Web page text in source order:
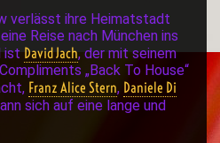
verlässt ihre Heimatstadt
Reise nach München ins
istDavid Jach, der mit seinem
„Back To House“
Franz Alice Stern, Daniele Di
sich auf eine lange und